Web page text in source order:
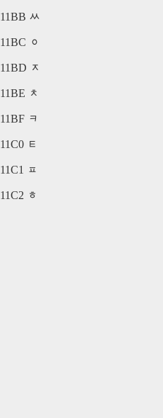
11BB ᆻ
11BC ᆼ
11BD ᆽ
11BE ᆾ
11BF ᆿ
11C0 ᇀ
11C1 ᇁ
11C2 ᇂ